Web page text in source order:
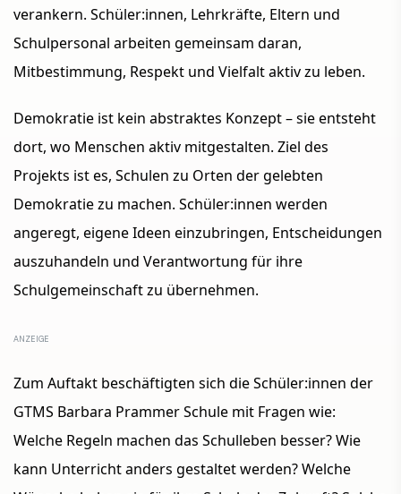
verankern. Schüler:innen, Lehrkräfte, Eltern und
Schulpersonal arbeiten gemeinsam daran,
Mitbestimmung, Respekt und Vielfalt aktiv zu leben.
Demokratie ist kein abstraktes Konzept – sie entsteht
dort, wo Menschen aktiv mitgestalten. Ziel des
Projekts ist es, Schulen zu Orten der gelebten
Demokratie zu machen. Schüler:innen werden
angeregt, eigene Ideen einzubringen, Entscheidungen
auszuhandeln und Verantwortung für ihre
Schulgemeinschaft zu übernehmen.
Zum Auftakt beschäftigten sich die Schüler:innen der
GTMS Barbara Prammer Schule mit Fragen wie:
Welche Regeln machen das Schulleben besser? Wie
kann Unterricht anders gestaltet werden? Welche